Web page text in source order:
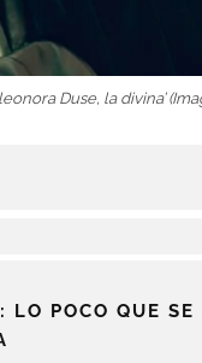
Duse, la divina’
LO POCO QUE SE